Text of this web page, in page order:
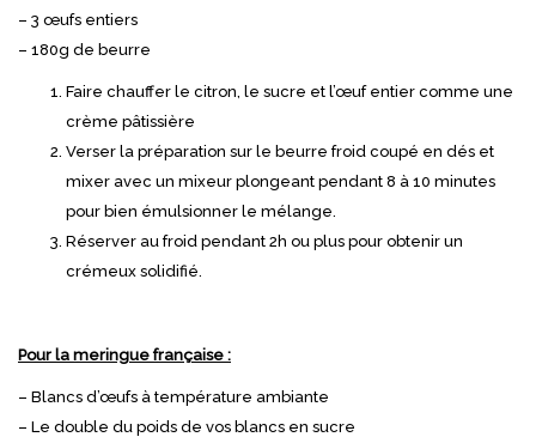
– 3 œufs entiers
– 180g de beurre
Faire chauffer le citron, le sucre et l’œuf entier comme une
crème pâtissière
Verser la préparation sur le beurre froid coupé en dés et
mixer avec un mixeur plongeant pendant 8 à 10 minutes
pour bien émulsionner le mélange.
Réserver au froid pendant 2h ou plus pour obtenir un
crémeux solidifié.
Pour la meringue française :
– Blancs d’œufs à température ambiante
– Le double du poids de vos blancs en sucre